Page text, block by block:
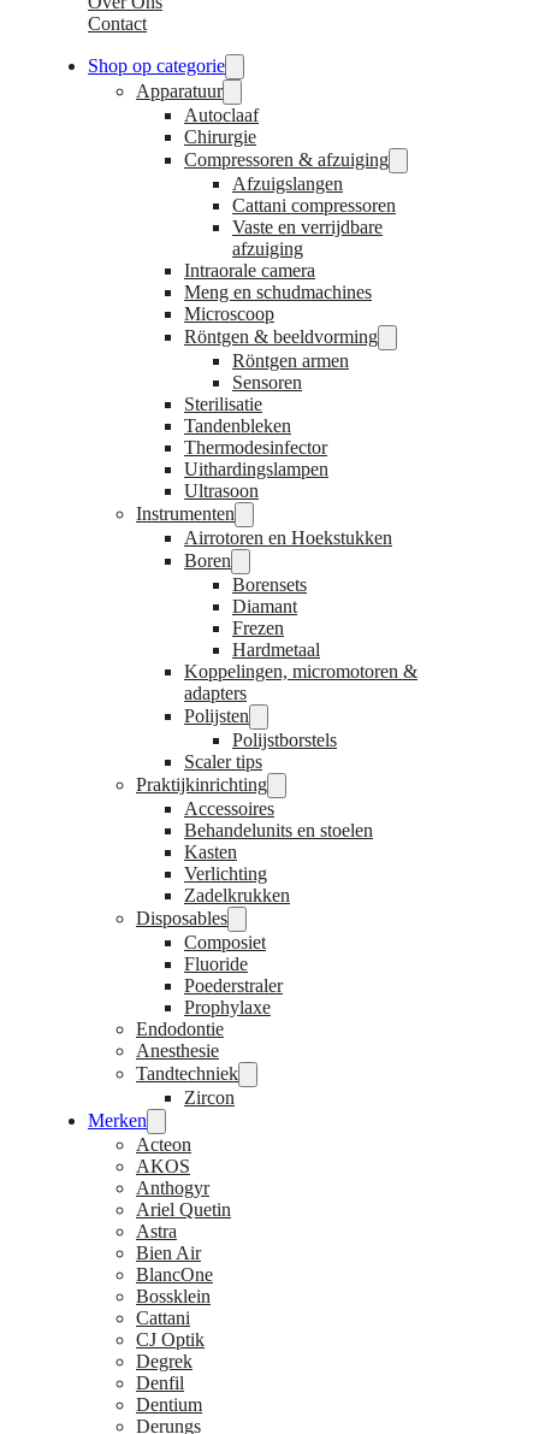
Contact
Shop op categorie
Apparatuur
Autoclaaf
Chirurgie
Compressoren & afzuiging
Afzuigslangen
Cattani compressoren
Vaste en verrijdbare
afzuiging
Intraorale camera
Meng en schudmachines
Microscoop
Röntgen & beeldvorming
Röntgen armen
Sensoren
Sterilisatie
Tandenbleken
Thermodesinfector
Uithardingslampen
Ultrasoon
Instrumenten
Airrotoren en Hoekstukken
Boren
Borensets
Diamant
Frezen
Hardmetaal
Koppelingen, micromotoren &
adapters
Polijsten
Polijstborstels
Scaler tips
Praktijkinrichting
Accessoires
Behandelunits en stoelen
Kasten
Verlichting
Zadelkrukken
Disposables
Composiet
Fluoride
Poederstraler
Prophylaxe
Endodontie
Anesthesie
Tandtechniek
Zircon
Merken
Acteon
AKOS
Anthogyr
Ariel Quetin
Astra
Bien Air
BlancOne
Bossklein
Cattani
CJ Optik
Degrek
Denfil
Dentium
Derungs